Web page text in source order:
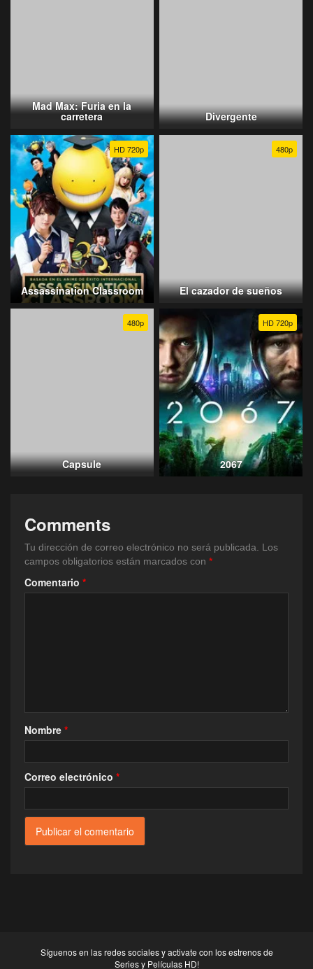
Mad Max: Furia en la
carretera Divergente
HD 720p
Assassination Classroom
480p
El cazador de sueños
480p
Capsule
HD 720p
2067
Comments
Tu dirección de correo electrónico no será publicada.
Los
campos obligatorios están marcados con *
Comentario *
Nombre *
Correo electrónico *
Síguenos en las redes sociales y activate con los estrenos de
Series y Películas HD!